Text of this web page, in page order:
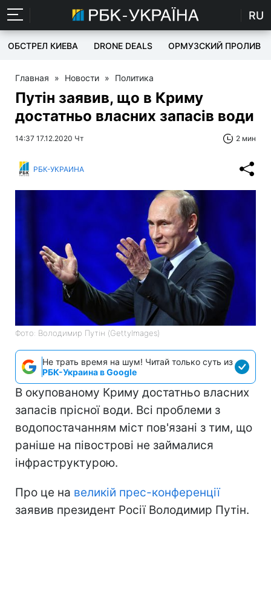
RU
ОБСТРЕЛ КИЕВА DRONE DEALS ОРМУЗСКИЙ ПРОЛИВ
Главная » Новости » Политика
Путін заявив, що в Криму
достатньо власних запасів води
14:37 17.12.2020 Чт 2 мин
РБК-УКРАИНА
Фото: Володимир Путін (GettyImages)
Не трать время на шум! Читай только суть из
РБК-Украина в Google
В окупованому Криму достатньо власних
запасів прісної води. Всі проблеми з
водопостачанням міст пов'язані з тим, що
раніше на півострові не займалися
інфраструктурою.
Про це на великій прес-конференції
заявив президент Росії Володимир Путін.